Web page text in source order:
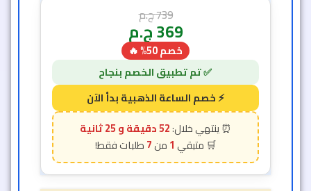
739ج.م
369ج.م
خصم 50% 🔥
52 دقيقة و 23 ثانية
1
7